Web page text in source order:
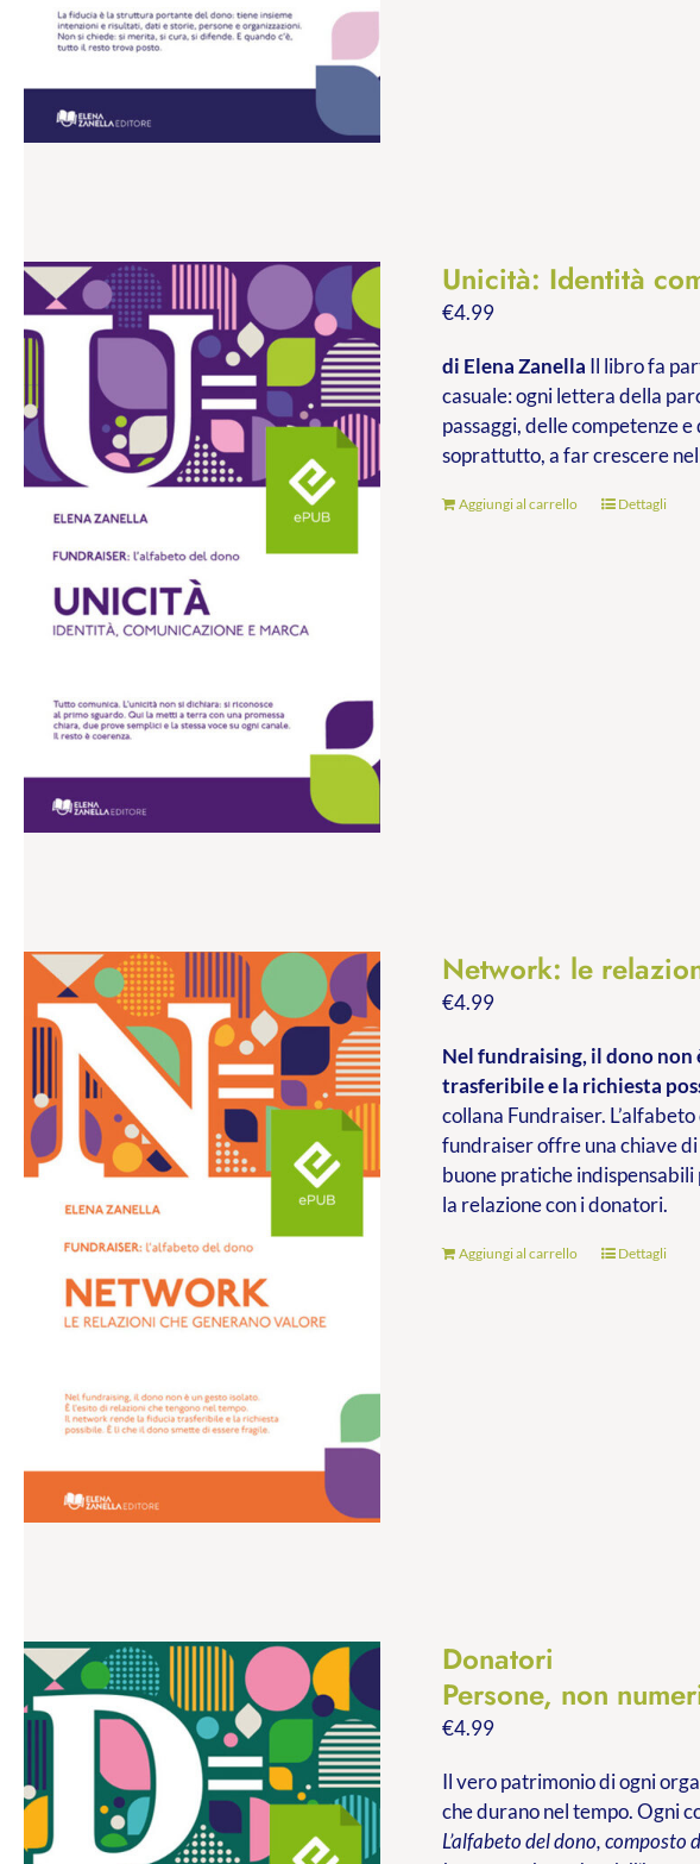
Unicità: Identità
€4.99
di Elena Zanella Il libro fa
casuale: ogni lettera della
passaggi, delle competenze
soprattutto, a far crescere
Aggiungi al carrello Dettagli
Network: le
€4.99
Nel fundraising, il dono non
trasferibile e la richiesta
collana Fundraiser.
fundraiser offre una chiave
buone pratiche
la relazione con i donatori.
Aggiungi al carrello Dettagli
Donatori
Persone, non
€4.99
Il vero patrimonio di ogni
che durano nel tempo. Ogni
L’alfabeto del dono,